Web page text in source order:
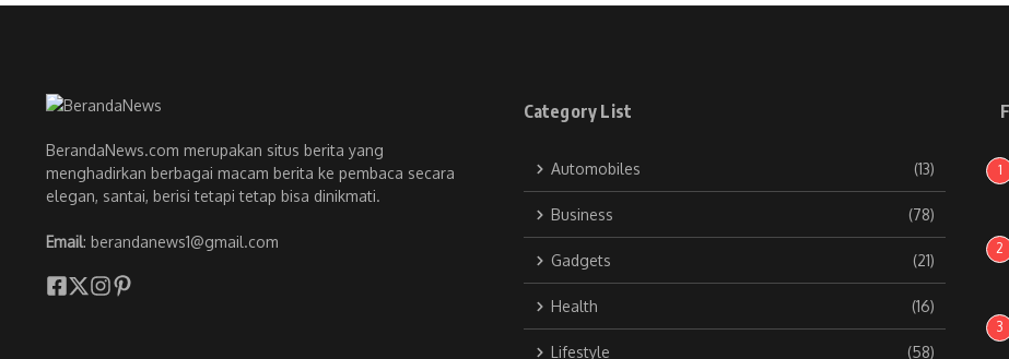
BerandaNews.com merupakan situs berita yang
menghadirkan berbagai macam berita ke pembaca secara
elegan, santai, berisi tetapi tetap bisa dinikmati.
Email: berandanews1@gmail.com
Category List
Automobiles (13)
Business (78)
Gadgets (21)
Health (16)
Lifestyle (58)
1
2
3